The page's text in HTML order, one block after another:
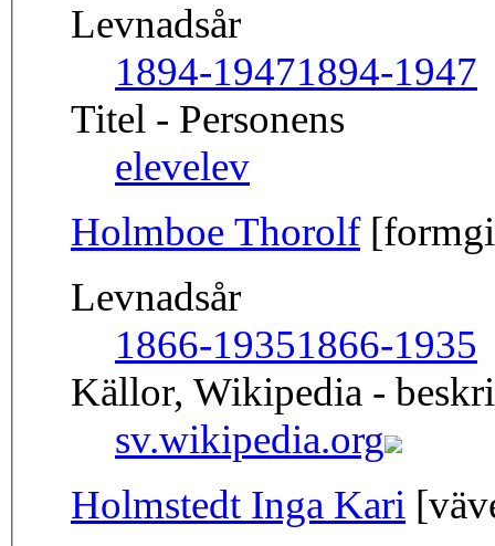
Levnadsår
1894-19471894-1947
Titel - Personens
elevelev
Holmboe Thorolf
Levnadsår
1866-19351866-1935
Källor, Wikipedia -
sv.wikipedia.org
Holmstedt Inga Kari